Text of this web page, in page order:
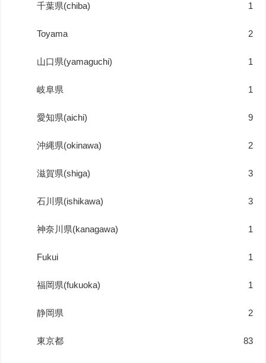
千葉県(chiba) 1
Toyama 2
山口県(yamaguchi) 1
岐阜県 1
愛知県(aichi) 9
沖縄県(okinawa) 2
滋賀県(shiga) 3
石川県(ishikawa) 3
神奈川県(kanagawa) 1
Fukui 1
福岡県(fukuoka) 1
静岡県 2
東京都 83